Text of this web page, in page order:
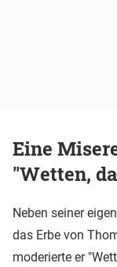
Eine
"Wetten,
Neben seiner
das Erbe von
moderierte er